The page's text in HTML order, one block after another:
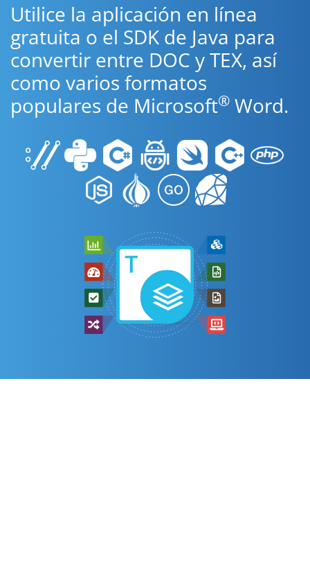
Utilice la aplicación en línea
gratuita o el SDK de Java para
convertir entre DOC y TEX, así
como varios formatos
populares de Microsoft® Word.